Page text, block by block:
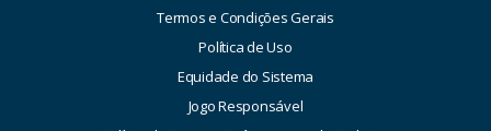
Termos e Condições Gerais
Política de Uso
Equidade do Sistema
Jogo Responsável